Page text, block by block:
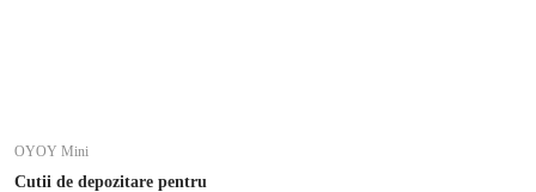
OYOY Mini
Cutii de depozitare pentru